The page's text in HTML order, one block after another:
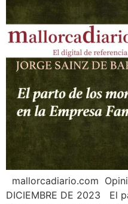
Noticias
¿En qué podemos
mallorcadiario.com
DICIEMBRE DE 2023 El